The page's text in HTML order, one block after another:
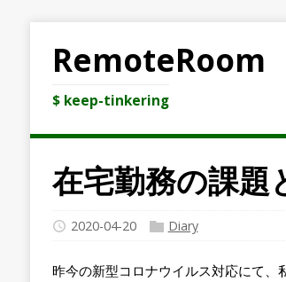
RemoteRoom
$ keep-tinkering
在宅勤務の課題
2020-04-20 Diary
昨今の新型コロナウイルス対応にて、